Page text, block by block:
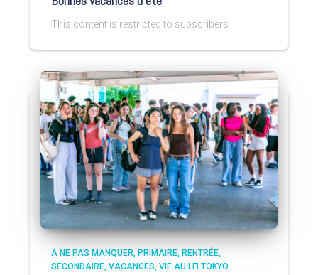
This content is restricted to subscribers
A NE PAS MANQUER PRIMAIRE RENTRÉE
SECONDAIRE VACANCES VIE AU LFI TOKYO